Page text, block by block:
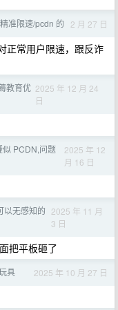
准限速/pcdn 的 2 月 27 日
正常用户限速，跟反诈
教育优 2025 年 12 月 24
日
似 PCDN,问题
2025 年 12
月 16 日
以无感知的 2025 年 11 月
3 日
把平板砸了
具 2025 年 10 月 27 日